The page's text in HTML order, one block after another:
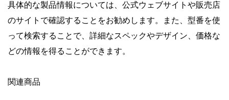
具体的な製品情報については、公式ウェブサイトや販売店
のサイトで確認することをお勧めします。また、型番を使
って検索することで、詳細なスペックやデザイン、価格な
どの情報を得ることができます。
関連商品